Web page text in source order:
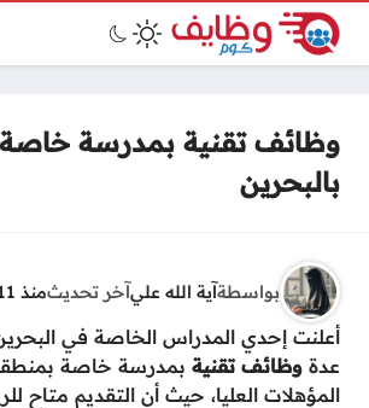
وظائف تقنية بمدرسة خاصة
بالبحرين
بواسطةآية الله عليآخر تحديثمنذ 11 شهرًا
أعلنت إحدي المدراس الخاصة في
عدة وظائف تقنية بمدرسة خاصة بمنطقة
المؤهلات العليا، حيث أن التقديم متاح